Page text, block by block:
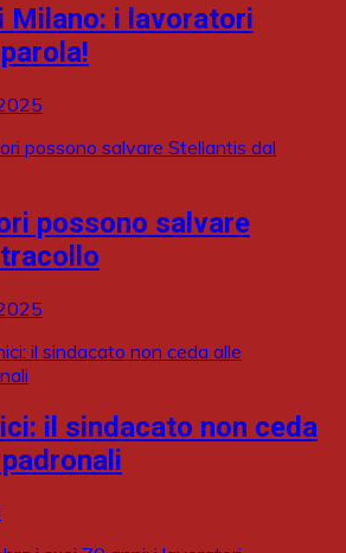
Milano: i lavoratori
possono salvare
il sindacato non ceda